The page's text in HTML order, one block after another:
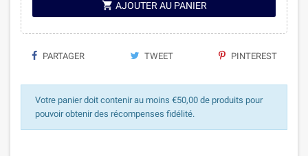
 AJOUTER AU PANIER
PARTAGER TWEET PINTEREST
Votre panier doit contenir au moins €50,00 de produits pour
pouvoir obtenir des récompenses fidélité.